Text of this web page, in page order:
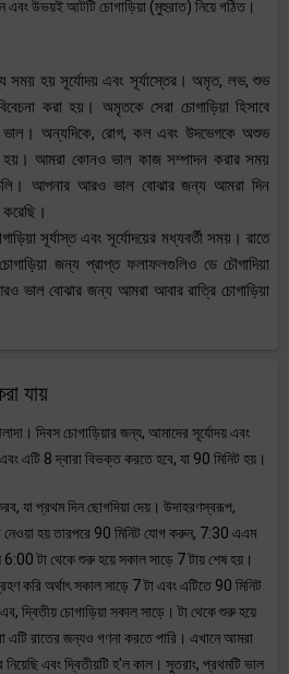
এবং উভয়ই আটটি চোগাড়িয়া (মুহুরাত) নিয়ে গঠিত।
সময় হয় সূর্যোদয় এবং সূর্যাস্তের। অমৃত, লভ, শুভ
করা হয়। অমৃতকে সেরা চোগাড়িয়া হিসাবে
ভাল। অন্যদিকে, রোগ, কল এবং উদভেগকে অশুভ
হয়। আমরা কোনও ভাল কাজ সম্পাদন করার সময়
আপনার আরও ভাল বোঝার জন্য আমরা দিন
করেছি।
সূর্যাস্ত এবং সূর্যোদয়ের মধ্যবর্তী সময়। রাতে
জন্য প্রাপ্ত ফলাফলগুলিও ডে চৌগাদিয়া
ভাল বোঝার জন্য আমরা আবার রাত্রি চোগাড়িয়া
যায়
দিবস চোগাড়িয়ার জন্য, আমাদের সূর্যোদয় এবং
এটি 8 দ্বারা বিভক্ত করতে হবে, যা 90 মিনিট হয়।
যা প্রথম দিন ছোগদিয়া দেয়। উদাহরণস্বরূপ,
নেওয়া হয় তারপরে 90 মিনিট যোগ করুন, 7:30 এএম
টা থেকে শুরু হয়ে সকাল সাড়ে 7 টায় শেষ হয়।
করি অর্থাৎ সকাল সাড়ে 7 টা এবং এটিতে 90 মিনিট
চোগাড়িয়া সকাল সাড়ে। টা থেকে শুরু হয়ে
রাতের জন্যও গণনা করতে পারি। এখানে আমরা
এবং দ্বিতীয়টি হ'ল কাল। সুতরাং, প্রথমটি ভাল